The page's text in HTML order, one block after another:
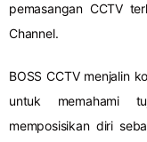
pemasangan CCTV
Channel.
BOSS CCTV menjalin
untuk memahami
memposisikan diri